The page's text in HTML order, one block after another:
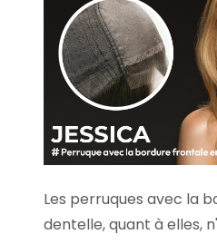
Les perruques avec la
dentelle, quant à elles,